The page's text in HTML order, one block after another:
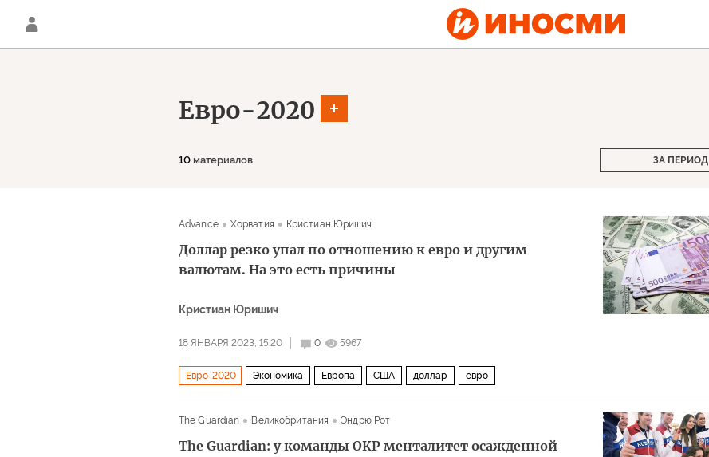
Евро-2020
10 материалов ЗА ПЕРИОД
Advance Хорватия Кристиан Юришич
Доллар резко упал по отношению к евро и другим
валютам. На это есть причины
Кристиан Юришич
18 ЯНВАРЯ 2023, 15:20 0 5967
Евро-2020 Экономика Европа США доллар евро
The Guardian Великобритания Эндрю Рот
The Guardian: у команды ОКР менталитет осажденной